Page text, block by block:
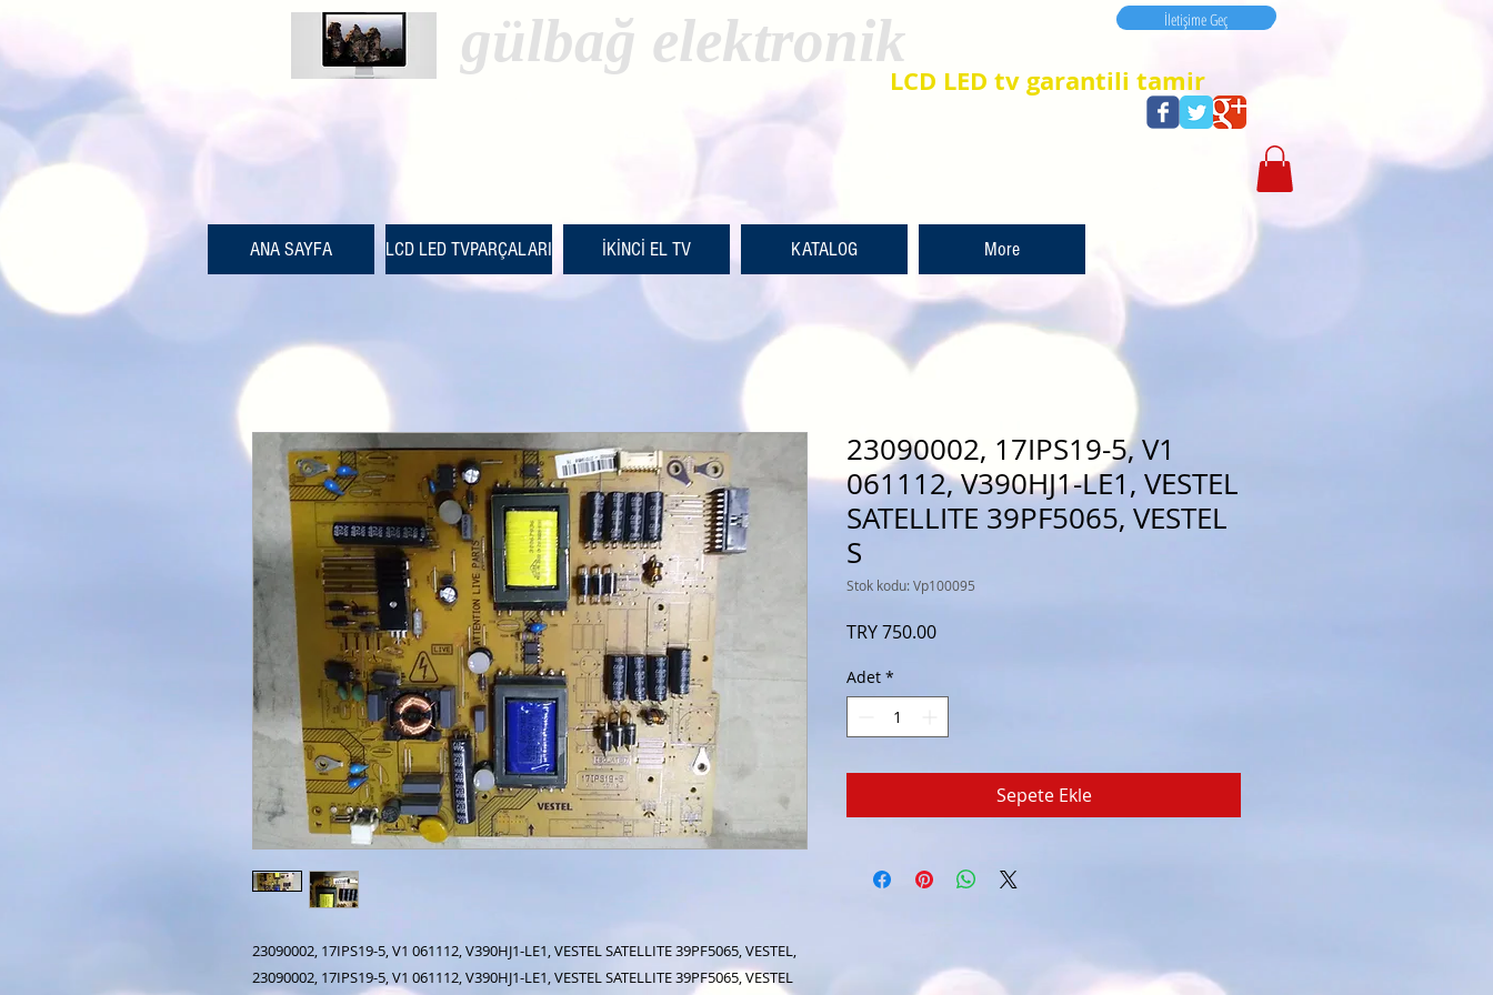
LCD LED tv garantili tamir
gülbağ elektronik İletişime Geç
İletişime Geç
ANA SAYFA LCD LED TVPARÇALARI İKİNCİ EL TV KATALOG More
23090002, 17IPS19-5, V1 061112, V390HJ1-LE1, VESTEL SATELLITE 39PF5065, VESTEL,
23090002, 17IPS19-5, V1 061112, V390HJ1-LE1, VESTEL SATELLITE 39PF5065, VESTEL
23090002, 17IPS19-5, V1
061112, V390HJ1-LE1, VESTEL
SATELLITE 39PF5065, VESTEL
S
Stok kodu: Vp100095
TRY 750.00Fiyat
Adet *
Sepete Ekle